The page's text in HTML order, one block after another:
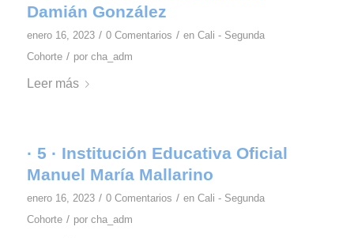
Damián González
enero 16, 2023 / 0 Comentarios / en Cali - Segunda
Cohorte / por cha_adm
Leer más
· 5 · Institución Educativa Oficial
Manuel María Mallarino
enero 16, 2023 / 0 Comentarios / en Cali - Segunda
Cohorte / por cha_adm